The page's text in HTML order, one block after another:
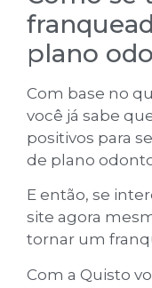
plano
Com base no
você já sabe
positivos para
de plano
E então, se
site agora
tornar um
Com a Quisto